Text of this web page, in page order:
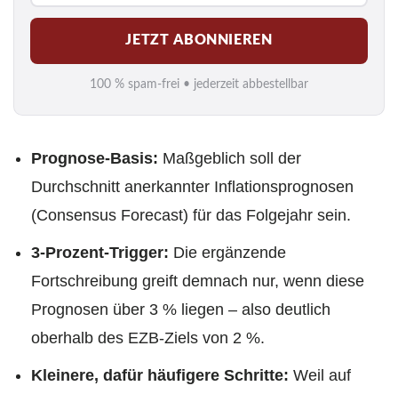
M
a
i
l
*
JETZT ABONNIEREN
100 % spam-frei • jederzeit abbestellbar
Prognose‑Basis: Maßgeblich soll der
Durchschnitt anerkannter Inflationsprognosen
(Consensus Forecast) für das Folgejahr sein.
3‑Prozent‑Trigger: Die ergänzende
Fortschreibung greift demnach nur, wenn diese
Prognosen über 3 % liegen – also deutlich
oberhalb des EZB‑Ziels von 2 %.
Kleinere, dafür häufigere Schritte: Weil auf